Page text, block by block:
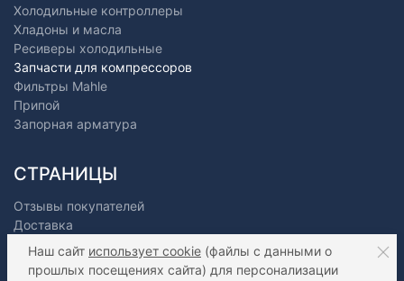
Холодильные контроллеры
Хладоны и масла
Ресиверы холодильные
Запчасти для компрессоров
Фильтры Mahle
Припой
Запорная арматура
СТРАНИЦЫ
Отзывы покупателей
Доставка
Оплата
Наш сайт использует cookie (файлы с данными о
прошлых посещениях сайта) для персонализации